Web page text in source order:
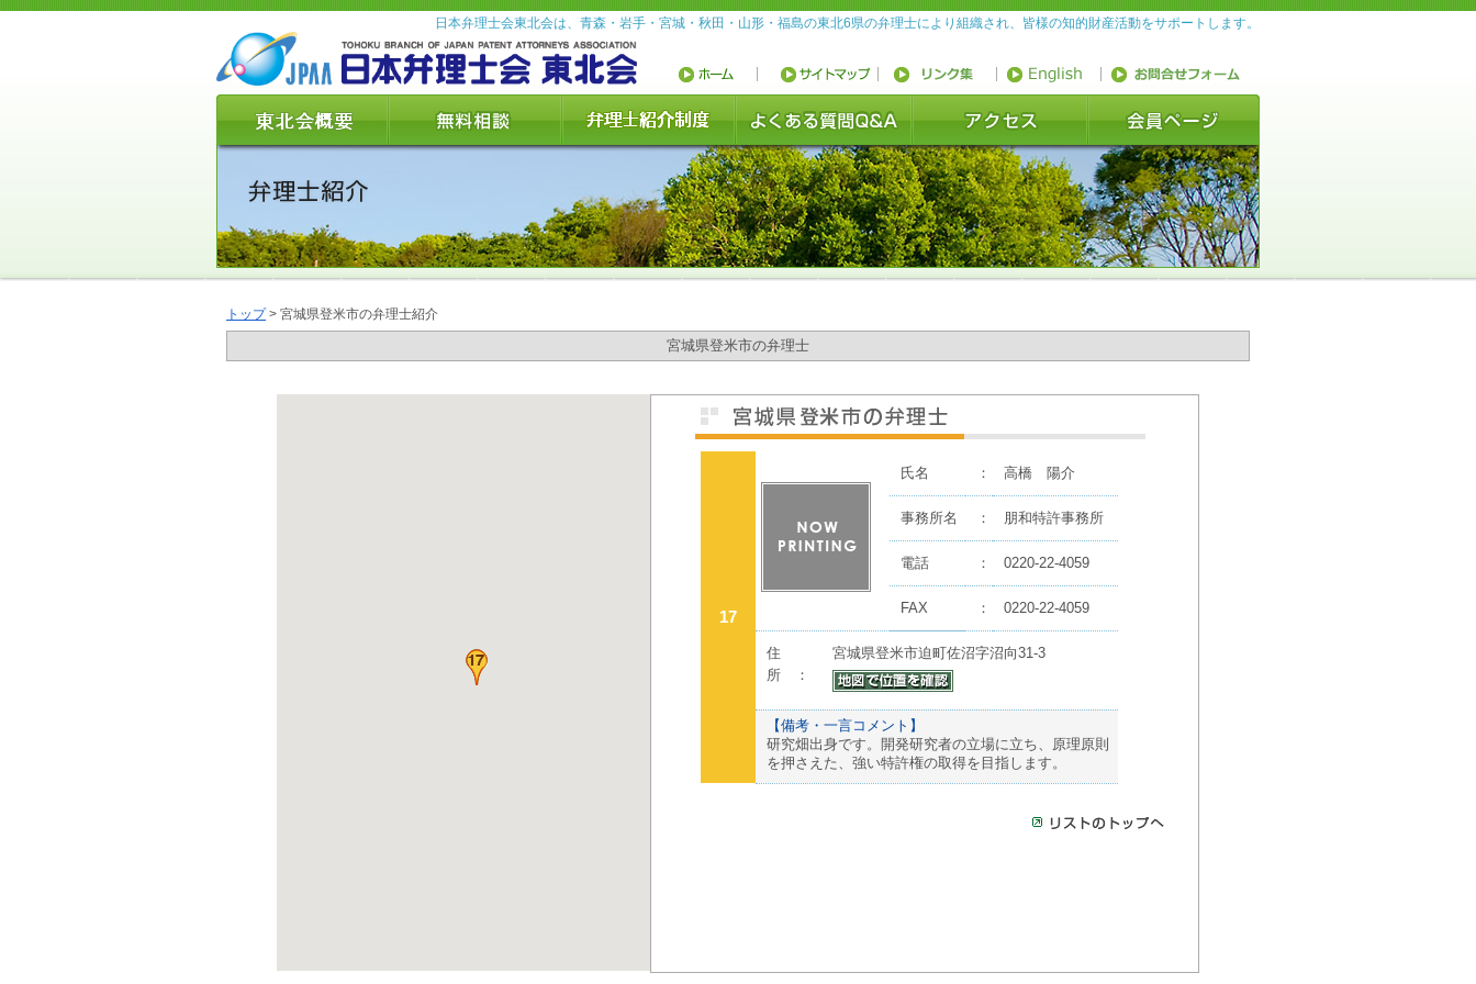
日本弁理士会東北会は、青森・岩手・宮城・秋田・山形・福島の東北6県の弁理士により組織され、皆様の知的財産活動をサポートします。
トップ> 宮城県登米市の弁理士紹介
宮城県登米市の弁理士
17
氏名 ： 高橋 陽介
事務所名 ： 朋和特許事務所
電話 ： 0220-22-4059
FAX ： 0220-22-4059
住
所 ：
宮城県登米市迫町佐沼字沼向31-3
【備考・一言コメント】
研究畑出身です。開発研究者の立場に立ち、原理原則
を押さえた、強い特許権の取得を目指します。